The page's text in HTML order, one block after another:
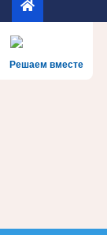
Решаем вместе